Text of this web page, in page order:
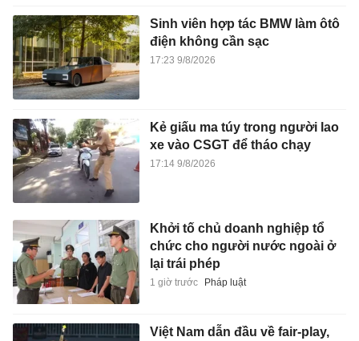
Sinh viên hợp tác BMW làm ôtô
điện không cần sạc
17:23 9/8/2026
Kẻ giấu ma túy trong người lao
xe vào CSGT để tháo chạy
17:14 9/8/2026
Khởi tố chủ doanh nghiệp tổ
chức cho người nước ngoài ở
lại trái phép
1 giờ trước Pháp luật
Việt Nam dẫn đầu về fair-play,